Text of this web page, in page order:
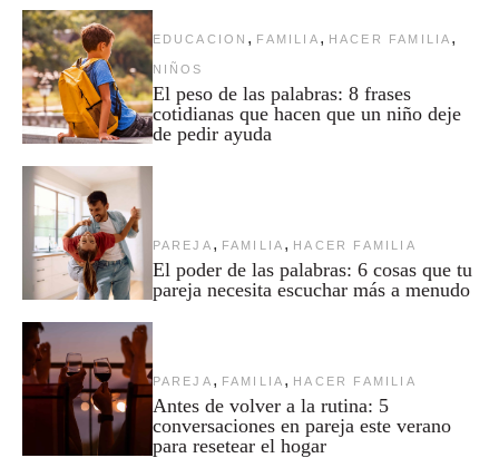
EDUCACION , FAMILIA , HACER FAMILIA ,
NIÑOS
El peso de las palabras: 8 frases
cotidianas que hacen que un niño deje
de pedir ayuda
PAREJA , FAMILIA , HACER FAMILIA
El poder de las palabras: 6 cosas que tu
pareja necesita escuchar más a menudo
PAREJA , FAMILIA , HACER FAMILIA
Antes de volver a la rutina: 5
conversaciones en pareja este verano
para resetear el hogar